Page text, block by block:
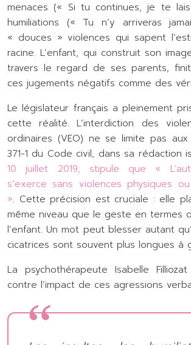
menaces (« Si tu continues, je te
humiliations (« Tu n’y arriveras
« douces » violences qui sapent
racine. L’enfant, qui construit son
travers le regard de ses parents,
ces jugements négatifs comme des
Le législateur français a pleinement
cette réalité. L’interdiction des
ordinaires (VEO) ne se limite pas aux
371-1 du Code civil, dans sa rédaction
10 juillet 2019, stipule que «
s’exerce sans violences physiques
». Cette précision est cruciale : elle
même niveau que le geste en termes
l’enfant. Un mot peut blesser autant
cicatrices sont souvent plus longues à
La psychothérapeute Isabelle
contre l’impact de ces agressions